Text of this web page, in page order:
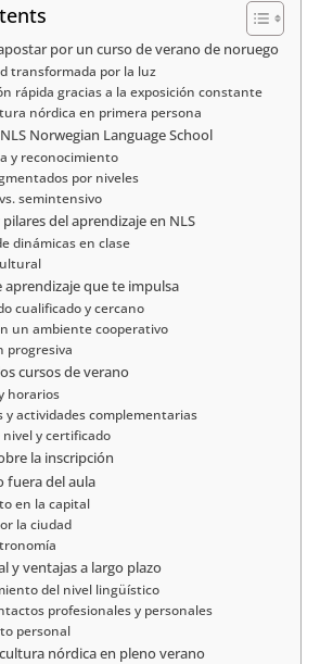
por un curso de verano de noruego
transformada por la luz
rápida gracias a la exposición constante
nórdica en primera persona
Norwegian Language School
y reconocimiento
por niveles
semintensivo
del aprendizaje en NLS
dinámicas en clase
que te impulsa
cualificado y cercano
un ambiente cooperativo
progresiva
cursos de verano
horarios
y actividades complementarias
nivel y certificado
la inscripción
fuera del aula
en la capital
la ciudad
y ventajas a largo plazo
del nivel lingüístico
profesionales y personales
personal
nórdica en pleno verano